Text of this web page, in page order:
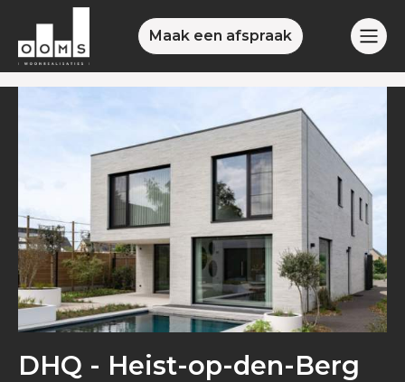
Maak een afspraak
DHQ - Heist-op-den-Berg